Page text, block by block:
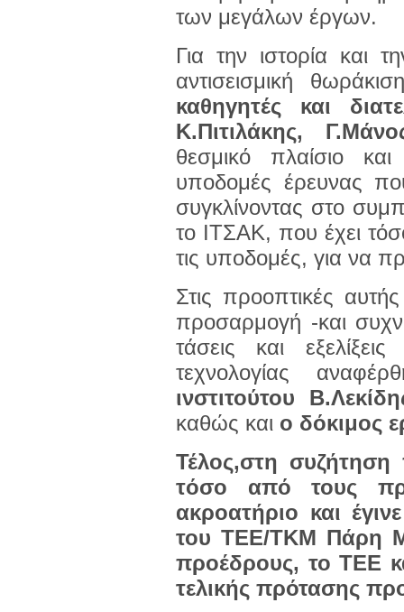
των μεγάλων έργων.
Για την ιστορία και
αντισεισμική
καθηγητές και
Κ.Πιτιλάκης,
θεσμικό πλαίσιο
υποδομές έρευνας
συγκλίνοντας στο
το ΙΤΣΑΚ, που έχει
τις υποδομές, για να
Στις προοπτικές
προσαρμογή -και
τάσεις και
τεχνολογίας
ινστιτούτου
καθώς και ο δόκιμος
Τέλος,στη συζήτηση
τόσο από τους
ακροατήριο και
του ΤΕΕ/ΤΚΜ Πάρη
προέδρους, το ΤΕΕ
τελικής πρότασης